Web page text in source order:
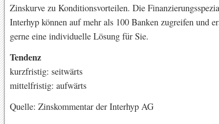
Zinskurve zu Konditionsvorteilen. Die
Interhyp können auf mehr als 100 Banken zugreifen und
gerne eine individuelle Lösung für Sie.
Tendenz
kurzfristig: seitwärts
mittelfristig: aufwärts
Quelle: Zinskommentar der Interhyp AG